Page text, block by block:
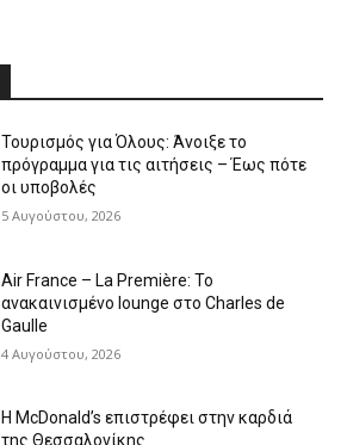
Τουρισμός για Όλους: Άνοιξε το
πρόγραμμα για τις αιτήσεις – Έως πότε
οι υποβολές
5 Αυγούστου, 2026
Air France – La Première: Το
ανακαινισμένο lounge στο Charles de
Gaulle
4 Αυγούστου, 2026
Η McDonald’s επιστρέφει στην καρδιά
της Θεσσαλονίκης